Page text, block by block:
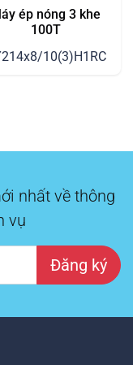
ép nóng 3 khe
100T
10(3)H1RC
nhất về thông
vụ
Đăng ký